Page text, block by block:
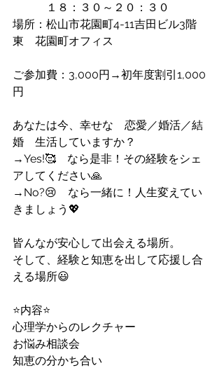
１８：３０～２０：３０
場所：松山市花園町4-11吉田ビル3階
東　花園町オフィス
ご参加費：3,000円→初年度割引1,000
円
あなたは今、幸せな　恋愛／婚活／結
婚　生活していますか？
→Yes!🥰　なら是非！その経験をシェ
アしてください🙏
→No?😢　なら一緒に！人生変えてい
きましょう💖
皆んなが安心して出会える場所。
そして、経験と知恵を出して応援し合
える場所😃
⭐️内容⭐️
心理学からのレクチャー
お悩み相談会
知恵の分かち合い